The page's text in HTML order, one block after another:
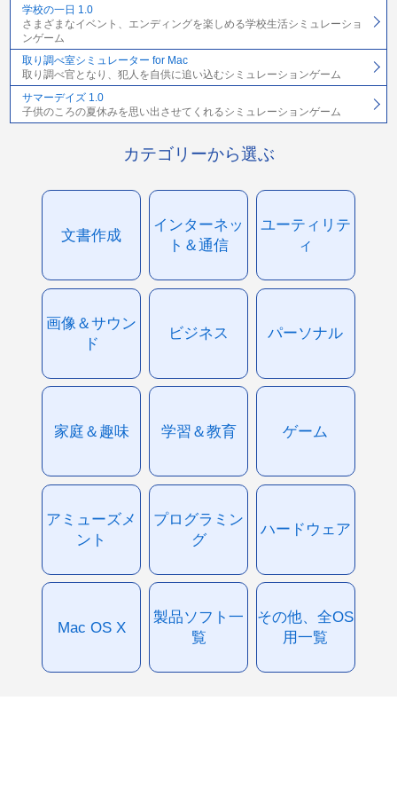
学校の一日 1.0
さまざまなイベント、エンディングを楽しめる学校生活シミュレーショ
ンゲーム
取り調べ室シミュレーター for Mac
取り調べ官となり、犯人を自供に追い込むシミュレーションゲーム
サマーデイズ 1.0
子供のころの夏休みを思い出させてくれるシミュレーションゲーム
カテゴリーから選ぶ
文書作成
インターネッ
ト＆通信
ユーティリテ
ィ
画像＆サウン
ド
ビジネス パーソナル
家庭＆趣味 学習＆教育 ゲーム
アミューズメ
ント
プログラミン
グ
ハードウェア
Mac OS X
製品ソフト一
覧
その他、全OS
用一覧